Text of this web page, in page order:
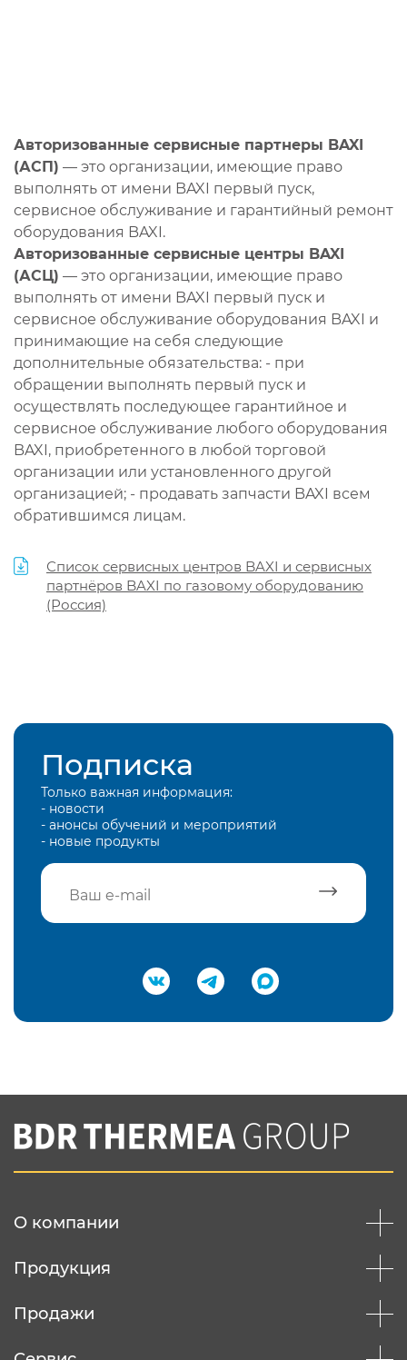
Авторизованные сервисные партнеры BAXI
(АСП) — это организации, имеющие право
выполнять от имени BAXI первый пуск,
сервисное обслуживание и гарантийный ремонт
оборудования BAXI.
Авторизованные сервисные центры BAXI
(АСЦ) — это организации, имеющие право
выполнять от имени BAXI первый пуск и
сервисное обслуживание оборудования BAXI и
принимающие на себя следующие
дополнительные обязательства: - при
обращении выполнять первый пуск и
осуществлять последующее гарантийное и
сервисное обслуживание любого оборудования
BAXI, приобретенного в любой торговой
организации или установленного другой
организацией; - продавать запчасти BAXI всем
обратившимся лицам.
Список сервисных центров BAXI и сервисных
партнёров BAXI по газовому оборудованию
(Россия)
Подписка
Только важная информация:
- новости
- анонсы обучений и мероприятий
- новые продукты
Подтвердить e-mail
Вы соглашаетесь с нашей политикой
конфеденциальности
О компании
Продукция
Продажи